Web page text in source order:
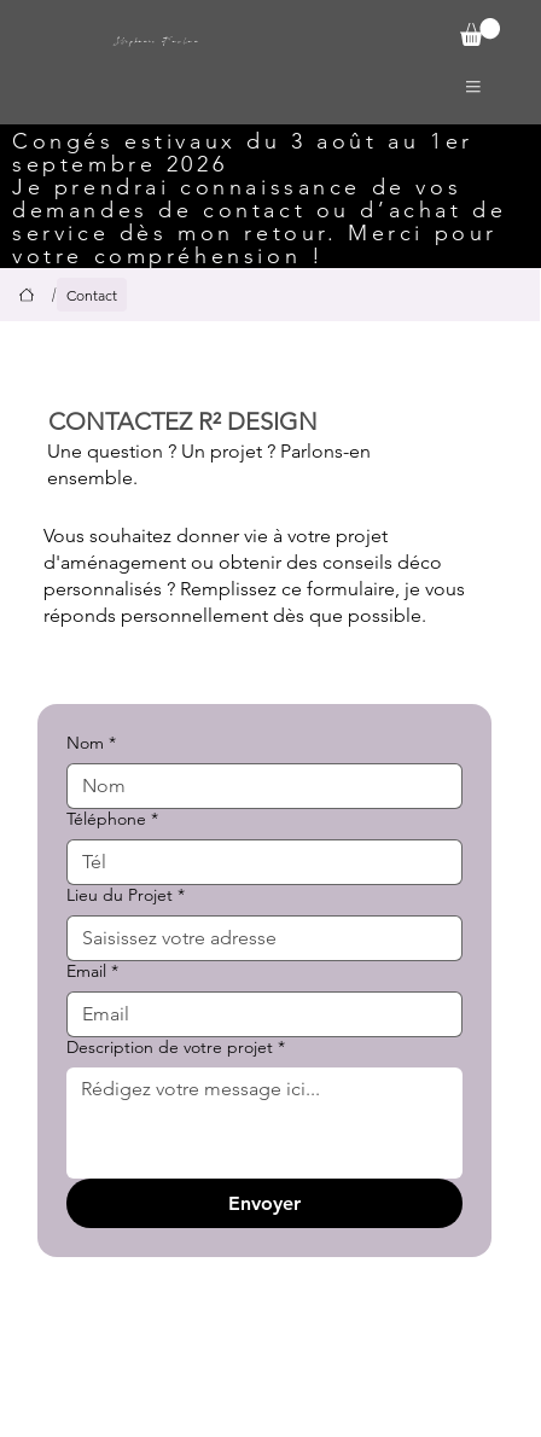
Stephanie Foulon
Congés estivaux du 3 août au 1er
septembre 2026
Je prendrai connaissance de vos
demandes de contact ou d’achat de
service dès mon retour. Merci pour
votre compréhension !
/ Contact
CONTACTEZ R² DESIGN
Une question ? Un projet ? Parlons-en
ensemble.
Vous souhaitez donner vie à votre projet
d'aménagement ou obtenir des conseils déco
personnalisés ? Remplissez ce formulaire, je vous
réponds personnellement dès que possible.
Nom *
Téléphone *
Lieu du Projet *
Email *
Description de votre projet *
Envoyer